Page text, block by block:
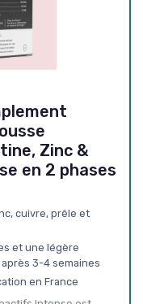
Zinc &
en 2 phases
cuivre, prêle et
et une légère
3-4 semaines
en France